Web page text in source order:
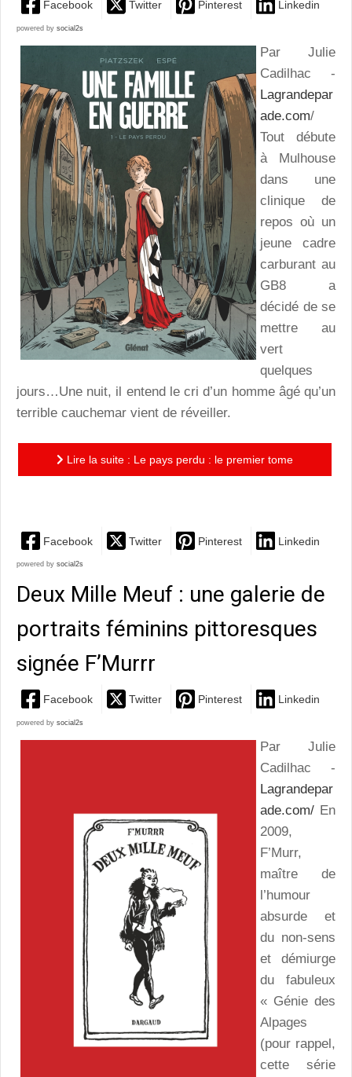
Facebook Twitter Pinterest Linkedin
powered by social2s
Par Julie
Cadilhac -
Lagrandepar
ade.com/
Tout débute
à Mulhouse
dans une
clinique de
repos où un
jeune cadre
carburant au
GB8 a
décidé de se
mettre au
vert
quelques
jours…Une nuit, il entend le cri d’un homme âgé qu’un
terrible cauchemar vient de réveiller.
Lire la suite : Le pays perdu : le premier tome
Facebook Twitter Pinterest Linkedin
powered by social2s
Deux Mille Meuf : une galerie de
portraits féminins pittoresques
signée F’Murrr
Facebook Twitter Pinterest Linkedin
powered by social2s
Par Julie
Cadilhac -
Lagrandepar
ade.com/ En
2009,
F’Murr,
maître de
l’humour
absurde et
du non-sens
et démiurge
du fabuleux
« Génie des
Alpages
(pour rappel,
cette série